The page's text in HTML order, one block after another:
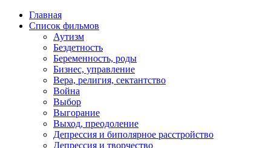
Главная
Список фильмов
Аутизм
Бездетность
Беременность, роды
Бизнес, управление
Вера, религия, сектантство
Война
Выбор
Выгорание
Выход, преодоление
Депрессия и биполярное расстройство
Депрессия и творчество